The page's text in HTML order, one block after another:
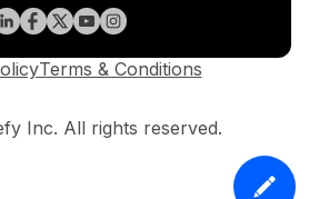
Inc. All rights reserved.
Terms & Conditions